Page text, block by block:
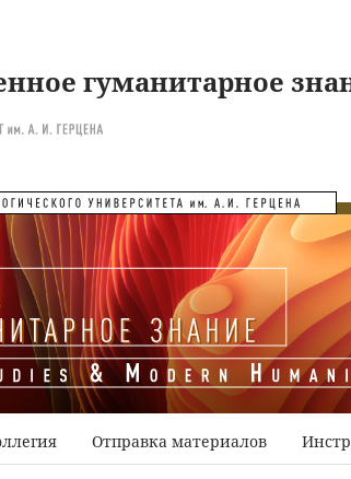
гуманитарное
Отправка материалов